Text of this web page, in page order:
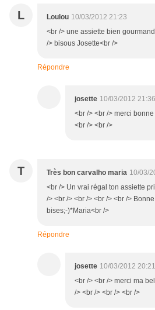
L Loulou 10/03/2012 21:23
<br /> une assiette bien
/> bisous Josette<br />
Répondre
josette 10/03/2012 21:36
<br /> <br /> merci
<br /> <br />
T Très bon carvalho maria 10/03/
<br /> Un vrai régal ton assiette
/> <br /> <br /> <br /> <br />
bises;-)*Maria<br />
Répondre
josette 10/03/2012 20:21
<br /> <br /> merci ma
/> <br /> <br /> <br />